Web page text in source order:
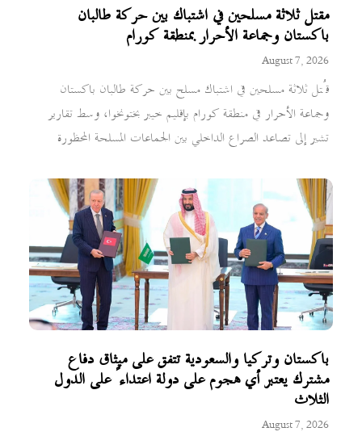
مقتل ثلاثة مسلحين في اشتباك بين حركة طالبان
باكستان وجماعة الأحرار بمنطقة كورام
August 7, 2026
قُتل ثلاثة مسلحين في اشتباك مسلح بين حركة طالبان باكستان
وجماعة الأحرار في منطقة كورام بإقليم خيبر بختونخوا، وسط تقارير
تشير إلى تصاعد الصراع الداخلي بين الجماعات المسلحة المحظورة
باكستان وتركيا والسعودية تتفق على ميثاق دفاع
مشترك يعتبر أي هجوم على دولة اعتداءً على الدول
الثلاث
August 7, 2026